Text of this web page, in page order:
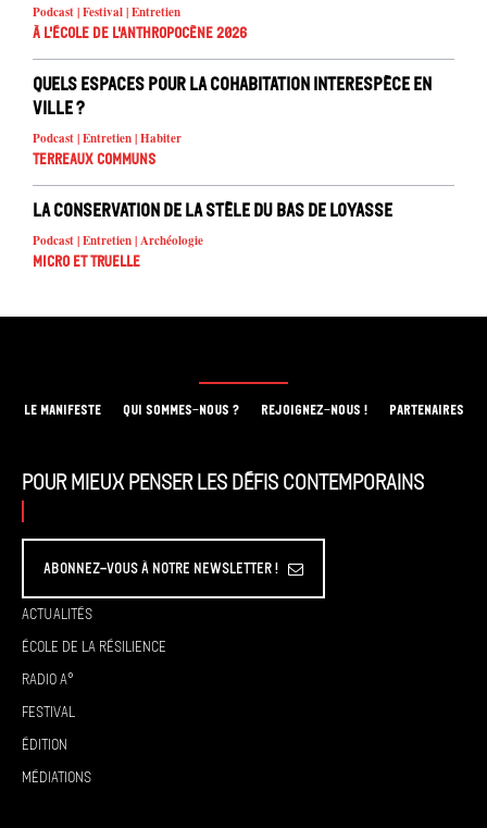
Podcast | Festival | Entretien
À l'école de l'Anthropocène 2026
Quels espaces pour la cohabitation interespèce en
ville ?
Podcast | Entretien | Habiter
Terreaux Communs
La conservation de la stèle du Bas de Loyasse
Podcast | Entretien | Archéologie
Micro et truelle
LE MANIFESTE QUI SOMMES-NOUS ? REJOIGNEZ-NOUS ! PARTENAIRES
Pour mieux penser les défis contemporains
Abonnez-vous à Notre Newsletter !
Actualités
École de la résilience
Radio A°
Festival
Édition
Médiations